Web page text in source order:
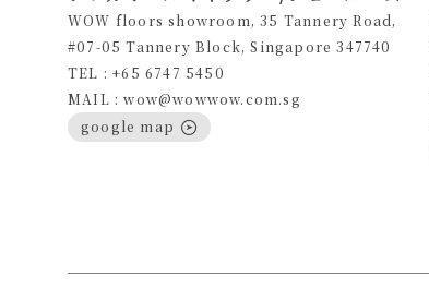
WOW floors showroom, 35 Tannery Road,
#07-05 Tannery Block, Singapore 347740
TEL : +65 6747 5450
MAIL : wow@wowwow.com.sg
google map